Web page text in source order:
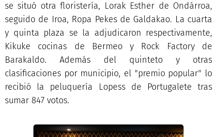
se situó otra floristería, Lorak Esther de Ondárroa,
seguido de Iroa, Ropa Pekes de Galdakao. La cuarta
y quinta plaza se la adjudicaron respectivamente,
Kikuke cocinas de Bermeo y Rock Factory de
Barakaldo. Además del quinteto y otras
clasificaciones por municipio, el "premio popular" lo
recibió la peluquería Lopess de Portugalete tras
sumar 847 votos.